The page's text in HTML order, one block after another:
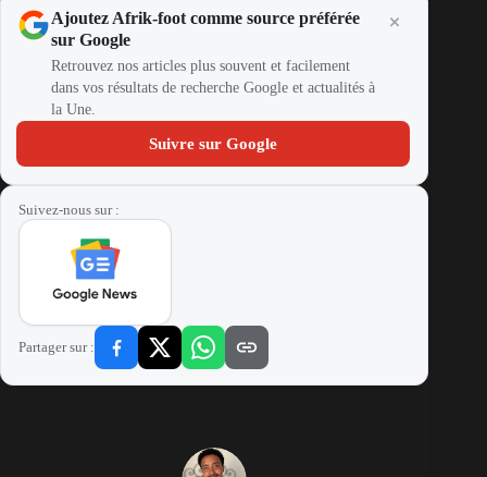
Ajoutez Afrik-foot comme source préférée
sur Google
Retrouvez nos articles plus souvent et facilement
dans vos résultats de recherche Google et actualités à
la Une.
Suivre sur Google
Suivez-nous sur :
Partager sur :